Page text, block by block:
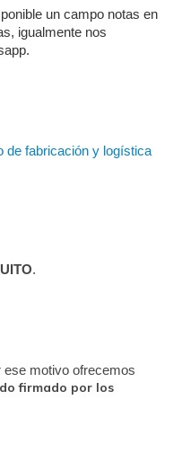
un campo notas en
igualmente nos
de fabricación y logística
.
firmado por los